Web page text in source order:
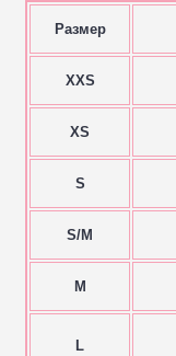
Размер
XXS
XS
S
S/M
M
L